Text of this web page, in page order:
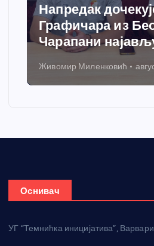
Напредак
Графичара из
Чарапани
Живомир Миленковић
Оснивач
УГ “Темнићка иницијатива”,